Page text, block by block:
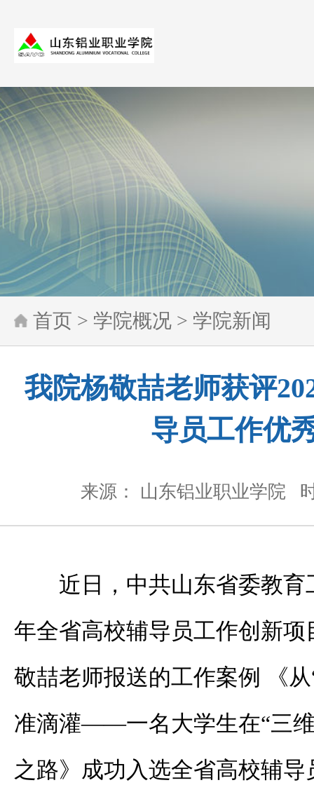
首页 > 学院概况 > 学院新闻
我院杨敬喆老师获评
导员工作优
来源： 山东铝业职业学院
近日，中共山东省委教
年全省高校辅导员工作创新
敬喆老师报送的工作案例 《从
准滴灌——一名大学生在“三
之路》成功入选全省高校辅导